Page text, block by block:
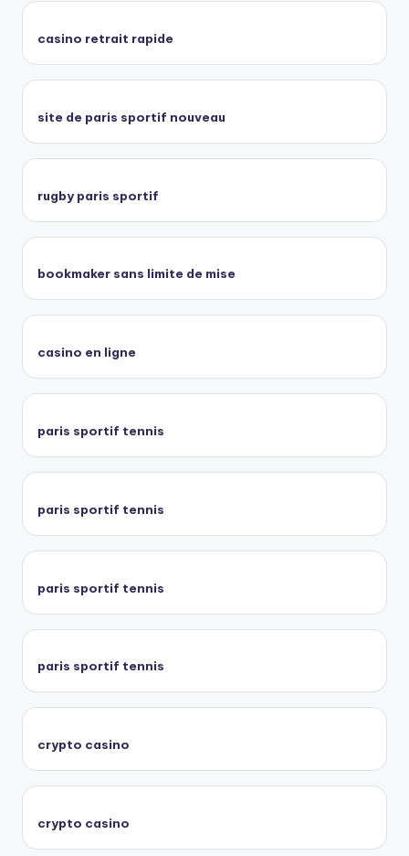
casino retrait rapide
site de paris sportif nouveau
rugby paris sportif
bookmaker sans limite de mise
casino en ligne
paris sportif tennis
paris sportif tennis
paris sportif tennis
paris sportif tennis
crypto casino
crypto casino